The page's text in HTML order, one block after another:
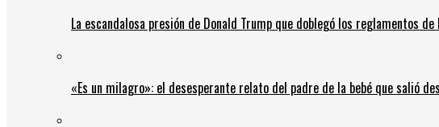
La escandalosa presión de Donald Trump que doblegó los reglamentos de
«Es un milagro»: el desesperante relato del padre de la bebé que salió